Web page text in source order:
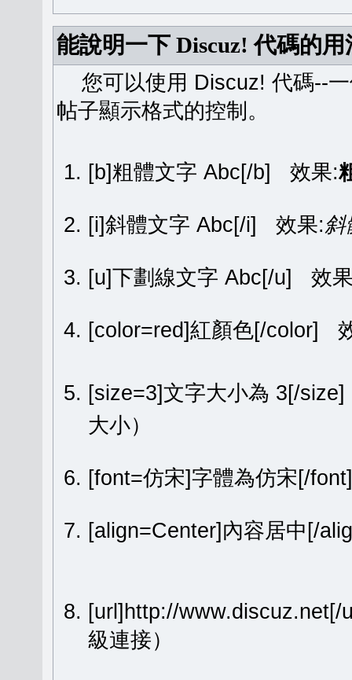
能說明一下 Discuz! 代碼的用
您可以使用 Discuz! 代碼--一
帖子顯示格式的控制。
[b]粗體文字 Abc[/b] 效果:
[i]斜體文字 Abc[/i] 效果:斜
[u]下劃線文字 Abc[/u] 效
[color=red]紅顏色[/color]
[size=3]文字大小為 3[/
大小）
[font=仿宋]字體為仿宋[/
[align=Center]內容居中[/
[url]http://
級連接）